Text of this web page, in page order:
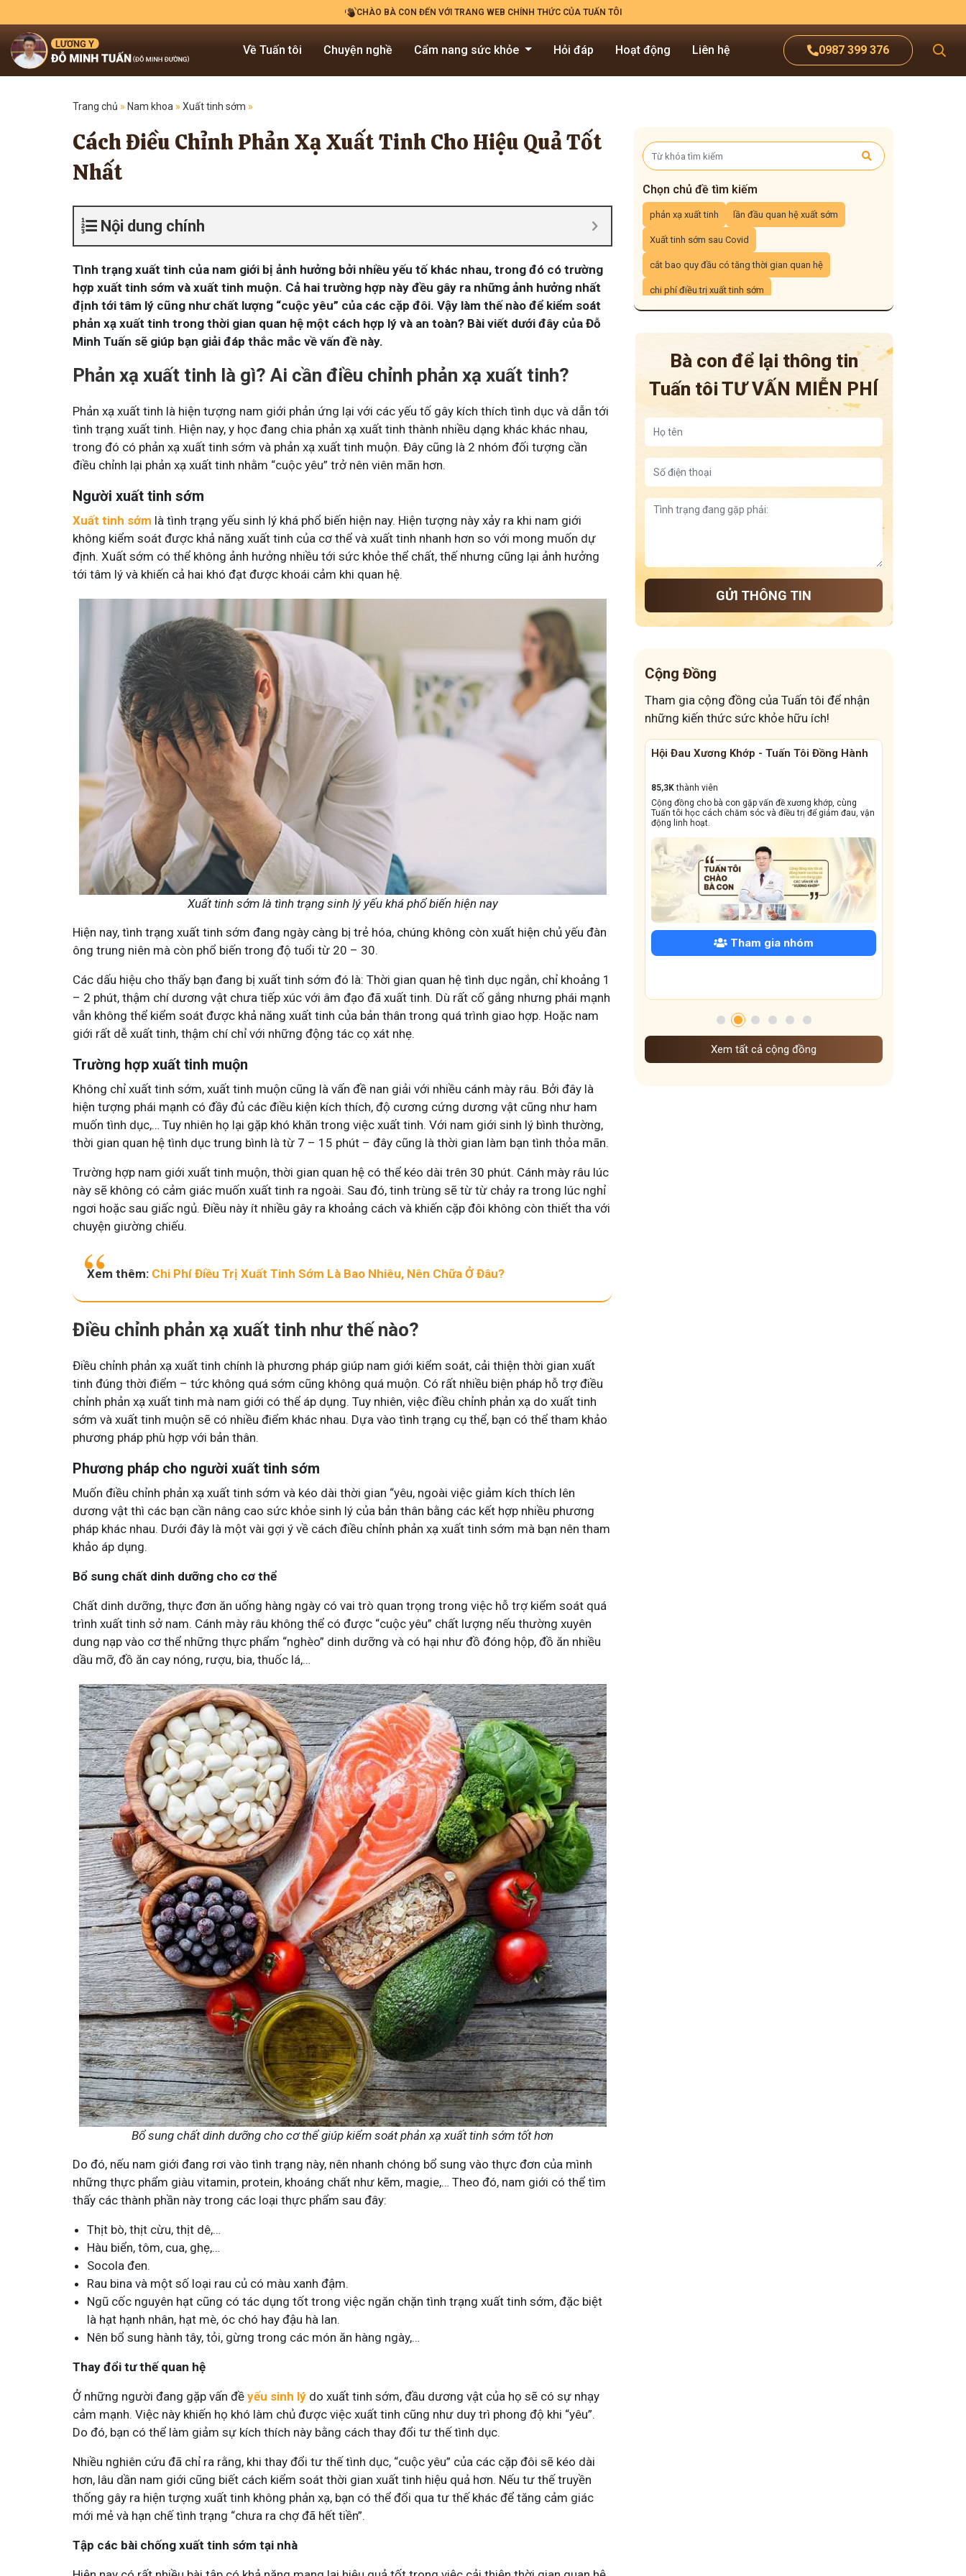
CHÀO BÀ CON ĐẾN VỚI TRANG WEB CHÍNH THỨC CỦA TUẤN TÔI
0987 399 376
Về Tuấn tôi Chuyện nghề Cẩm nang sức khỏe Hỏi đáp Hoạt động Liên hệ
Trang chủ » Nam khoa » Xuất tinh sớm »
Cách Điều Chỉnh Phản Xạ Xuất Tinh Cho Hiệu Quả Tốt
Nhất
Nội dung chính
Tình trạng xuất tinh của nam giới bị ảnh hưởng bởi nhiều yếu tố khác nhau, trong đó có trường
hợp xuất tinh sớm và xuất tinh muộn. Cả hai trường hợp này đều gây ra những ảnh hưởng nhất
định tới tâm lý cũng như chất lượng “cuộc yêu” của các cặp đôi. Vậy làm thế nào để kiểm soát
phản xạ xuất tinh trong thời gian quan hệ một cách hợp lý và an toàn? Bài viết dưới đây của Đỗ
Minh Tuấn sẽ giúp bạn giải đáp thắc mắc về vấn đề này.
Phản xạ xuất tinh là gì? Ai cần điều chỉnh phản xạ xuất tinh?
Phản xạ xuất tinh là hiện tượng nam giới phản ứng lại với các yếu tố gây kích thích tình dục và dẫn tới
tình trạng xuất tinh. Hiện nay, y học đang chia phản xạ xuất tinh thành nhiều dạng khác khác nhau,
trong đó có phản xạ xuất tinh sớm và phản xạ xuất tinh muộn. Đây cũng là 2 nhóm đối tượng cần
điều chỉnh lại phản xạ xuất tinh nhằm “cuộc yêu” trở nên viên mãn hơn.
Người xuất tinh sớm
Xuất tinh sớm là tình trạng yếu sinh lý khá phổ biến hiện nay. Hiện tượng này xảy ra khi nam giới
không kiểm soát được khả năng xuất tinh của cơ thể và xuất tinh nhanh hơn so với mong muốn dự
định. Xuất sớm có thể không ảnh hưởng nhiều tới sức khỏe thể chất, thế nhưng cũng lại ảnh hưởng
tới tâm lý và khiến cả hai khó đạt được khoái cảm khi quan hệ.
Xuất tinh sớm là tình trạng sinh lý yếu khá phổ biến hiện nay
Hiện nay, tình trạng xuất tinh sớm đang ngày càng bị trẻ hóa, chúng không còn xuất hiện chủ yếu đàn
ông trung niên mà còn phổ biến trong độ tuổi từ 20 – 30.
Các dấu hiệu cho thấy bạn đang bị xuất tinh sớm đó là: Thời gian quan hệ tình dục ngắn, chỉ khoảng 1
– 2 phút, thậm chí dương vật chưa tiếp xúc với âm đạo đã xuất tinh. Dù rất cố gắng nhưng phái mạnh
vẫn không thể kiểm soát được khả năng xuất tinh của bản thân trong quá trình giao hợp. Hoặc nam
giới rất dễ xuất tinh, thậm chí chỉ với những động tác cọ xát nhẹ.
Trường hợp xuất tinh muộn
Không chỉ xuất tinh sớm, xuất tinh muộn cũng là vấn đề nan giải với nhiều cánh mày râu. Bởi đây là
hiện tượng phái mạnh có đầy đủ các điều kiện kích thích, độ cương cứng dương vật cũng như ham
muốn tình dục,… Tuy nhiên họ lại gặp khó khăn trong việc xuất tinh. Với nam giới sinh lý bình thường,
thời gian quan hệ tình dục trung bình là từ 7 – 15 phút – đây cũng là thời gian làm bạn tình thỏa mãn.
Trường hợp nam giới xuất tinh muộn, thời gian quan hệ có thể kéo dài trên 30 phút. Cánh mày râu lúc
này sẽ không có cảm giác muốn xuất tinh ra ngoài. Sau đó, tinh trùng sẽ từ từ chảy ra trong lúc nghỉ
ngơi hoặc sau giấc ngủ. Điều này ít nhiều gây ra khoảng cách và khiến cặp đôi không còn thiết tha với
chuyện giường chiếu.
Xem thêm: Chi Phí Điều Trị Xuất Tinh Sớm Là Bao Nhiêu, Nên Chữa Ở Đâu?
Điều chỉnh phản xạ xuất tinh như thế nào?
Điều chỉnh phản xạ xuất tinh chính là phương pháp giúp nam giới kiểm soát, cải thiện thời gian xuất
tinh đúng thời điểm – tức không quá sớm cũng không quá muộn. Có rất nhiều biện pháp hỗ trợ điều
chỉnh phản xạ xuất tinh mà nam giới có thể áp dụng. Tuy nhiên, việc điều chỉnh phản xạ do xuất tinh
sớm và xuất tinh muộn sẽ có nhiều điểm khác nhau. Dựa vào tình trạng cụ thể, bạn có thể tham khảo
phương pháp phù hợp với bản thân.
Phương pháp cho người xuất tinh sớm
Muốn điều chỉnh phản xạ xuất tinh sớm và kéo dài thời gian “yêu, ngoài việc giảm kích thích lên
dương vật thì các bạn cần nâng cao sức khỏe sinh lý của bản thân bằng các kết hợp nhiều phương
pháp khác nhau. Dưới đây là một vài gợi ý về cách điều chỉnh phản xạ xuất tinh sớm mà bạn nên tham
khảo áp dụng.
Bổ sung chất dinh dưỡng cho cơ thể
Chất dinh dưỡng, thực đơn ăn uống hàng ngày có vai trò quan trọng trong việc hỗ trợ kiểm soát quá
trình xuất tinh sở nam. Cánh mày râu không thể có được “cuộc yêu” chất lượng nếu thường xuyên
dung nạp vào cơ thể những thực phẩm “nghèo” dinh dưỡng và có hại như đồ đóng hộp, đồ ăn nhiều
dầu mỡ, đồ ăn cay nóng, rượu, bia, thuốc lá,…
Bổ sung chất dinh dưỡng cho cơ thể giúp kiểm soát phản xạ xuất tinh sớm tốt hơn
Do đó, nếu nam giới đang rơi vào tình trạng này, nên nhanh chóng bổ sung vào thực đơn của mình
những thực phẩm giàu vitamin, protein, khoáng chất như kẽm, magie,… Theo đó, nam giới có thể tìm
thấy các thành phần này trong các loại thực phẩm sau đây:
Thịt bò, thịt cừu, thịt dê,…
Hàu biển, tôm, cua, ghẹ,…
Socola đen.
Rau bina và một số loại rau củ có màu xanh đậm.
Ngũ cốc nguyên hạt cũng có tác dụng tốt trong việc ngăn chặn tình trạng xuất tinh sớm, đặc biệt
là hạt hạnh nhân, hạt mè, óc chó hay đậu hà lan.
Nên bổ sung hành tây, tỏi, gừng trong các món ăn hàng ngày,…
Thay đổi tư thế quan hệ
Ở những người đang gặp vấn đề yếu sinh lý do xuất tinh sớm, đầu dương vật của họ sẽ có sự nhạy
cảm mạnh. Việc này khiến họ khó làm chủ được việc xuất tinh cũng như duy trì phong độ khi “yêu”.
Do đó, bạn có thể làm giảm sự kích thích này bằng cách thay đổi tư thế tình dục.
Nhiều nghiên cứu đã chỉ ra rằng, khi thay đổi tư thế tình dục, “cuộc yêu” của các cặp đôi sẽ kéo dài
hơn, lâu dần nam giới cũng biết cách kiểm soát thời gian xuất tinh hiệu quả hơn. Nếu tư thế truyền
thống gây ra hiện tượng xuất tinh không phản xạ, bạn có thể đổi qua tư thế khác để tăng cảm giác
mới mẻ và hạn chế tình trạng “chưa ra chợ đã hết tiền”.
Tập các bài chống xuất tinh sớm tại nhà
Chọn chủ đề tìm kiếm
phản xạ xuất tinh lần đầu quan hệ xuất sớm
Xuất tinh sớm sau Covid
cắt bao quy đầu có tăng thời gian quan hệ
chi phí điều trị xuất tinh sớm
Bà con để lại thông tin
Tuấn tôiTƯ VẤN MIỄN PHÍ
GỬI THÔNG TIN
Cộng Đồng
Tham gia cộng đồng của Tuấn tôi để nhận
những kiến thức sức khỏe hữu ích!
- Đánh Bay Mẩn Ngứa
gây khó chịu và ảnh hưởng sinh hoạt.
sẻ cách giảm ngứa, làm dịu da và
Tham gia nhóm
Tuấn tôi - Y diệu thuốc nam
95,5k
thành viên
Góc nhỏ tôi chia sẻ với bà con về chuyện thuốc Nam, về
tất tần tật kiến thức sức khỏe và cách chăm sóc bản
thân theo YHCT.
Tham gia nhóm
Hội Đau Xương Khớp - Tuấn Tôi Đồng Hành
Tham gia nhóm
Cộng Đồng Chữa Bệnh Tai Mũi Họng
13,1kthành viên
Cộng đồng này sẽ giúp bà con đẩy lùi tình trạng ho dai
dẳng, viêm xoang tái phát triền miền, amidan sưng đỏ,...
Xem tất cả cộng đồng